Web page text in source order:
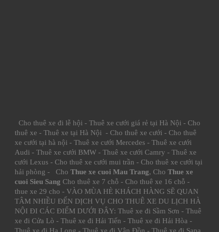
Cho thuê xe đi lễ hội - Thuê xe cưới giá rẻ tại Hà Nội - Cho
thuê xe - Thuê xe tại Hà Nội - Cho thuê xe cưới - Cho thuê
xe cưới tại hà nội - Thuê xe cưới Mercedes - Thuê xe cưới
Audi - Thuê xe cưới BMW - Thuê xe cưới Camry - Thuê xe
cưới Lexus - Cho thuê xe cưới mui trần - Cho thuê xe cưới tại
hải phòng - Cho Thue xe cuoi Mau Trang, Cho Thue xe
cuoi Sieu Sang Cho thuê xe 7 chỗ - Cho thuê xe 16 chỗ -
thue xe 29 cho - VÀO MÙA HÈ KHÁCH HÀNG SẼ QUAN
TÂM NHIỀU ĐẾN DỊCH VỤ CHO THUÊ XE DU LỊCH HÀ
NỘI ĐI CÁC ĐIỂM DƯỚI ĐÂY: Thuê xe đi Sầm Sơn - Thuê
xe đi Cửa Lò - Thuê xe đi Hải Tiến - Thuê xe đi Hải Hòa -